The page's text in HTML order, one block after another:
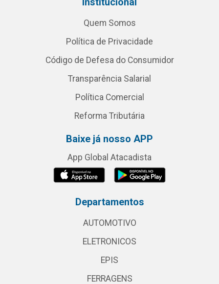
Quem Somos
Política de Privacidade
Código de Defesa do Consumidor
Transparência Salarial
Política Comercial
Reforma Tributária
Baixe já nosso APP
App Global Atacadista
Departamentos
AUTOMOTIVO
ELETRONICOS
EPIS
FERRAGENS